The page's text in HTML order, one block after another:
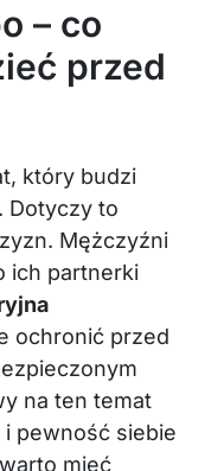
– co
przed
który budzi
Dotyczy to
Mężczyźni
ich partnerki
ochronić przed
na ten temat
pewność siebie
mieć